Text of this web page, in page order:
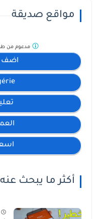
مواقع صديقة
اضف
مدعوم من
أكثر ما يبحث